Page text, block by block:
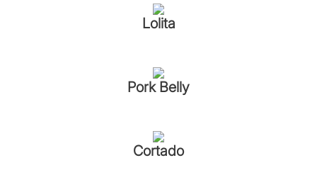
Lolita
Pork Belly
Cortado